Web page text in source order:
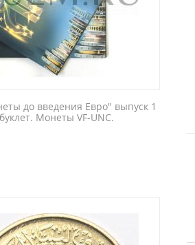
до введения Евро" выпуск 1
Монеты VF-UNC.